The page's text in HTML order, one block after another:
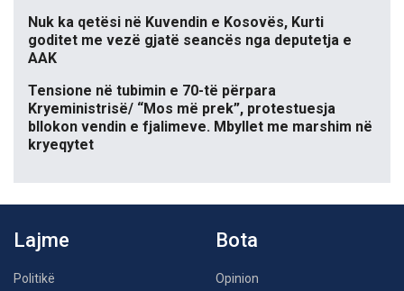
Nuk ka qetësi në Kuvendin e Kosovës, Kurti
goditet me vezë gjatë seancës nga deputetja e
AAK
Tensione në tubimin e 70-të përpara
Kryeministrisë/ “Mos më prek”, protestuesja
bllokon vendin e fjalimeve. Mbyllet me marshim në
kryeqytet
Lajme
Politikë
Bota
Opinion